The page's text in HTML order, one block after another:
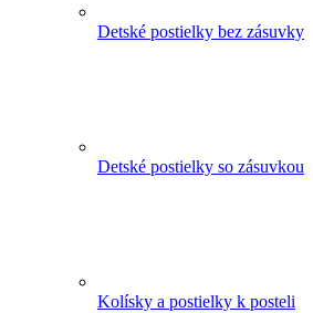
Detské postielky bez zásuvky
Detské postielky so zásuvkou
Kolísky a postielky k posteli